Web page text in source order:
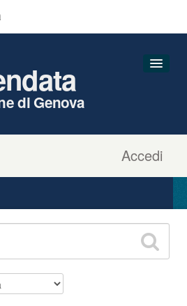
Accedi
di Genova